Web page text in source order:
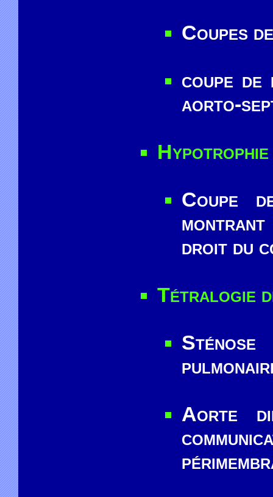
Coupes
coupe
aorto-
Coupe
montrant
droit du
Tétralogie
Aorte